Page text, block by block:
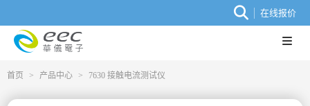
在线报价
首页 > 产品中心 > 7630 接触电流测试仪